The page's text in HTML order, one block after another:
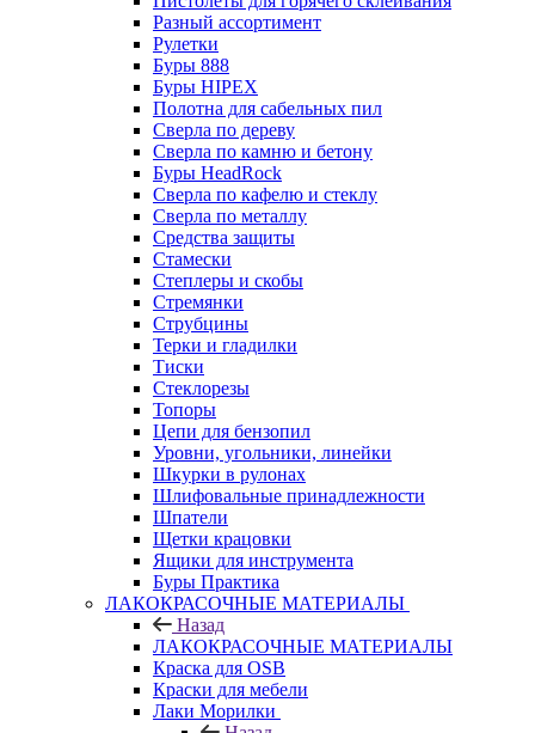
Разный ассортимент
Рулетки
Буры 888
Буры HIPEX
Полотна для сабельных пил
Сверла по дереву
Сверла по камню и бетону
Буры HeadRock
Сверла по кафелю и стеклу
Сверла по металлу
Средства защиты
Стамески
Степлеры и скобы
Стремянки
Струбцины
Терки и гладилки
Тиски
Стеклорезы
Топоры
Цепи для бензопил
Уровни, угольники, линейки
Шкурки в рулонах
Шлифовальные принадлежности
Шпатели
Щетки крацовки
Ящики для инструмента
Буры Практика
ЛАКОКРАСОЧНЫЕ МАТЕРИАЛЫ
Назад
ЛАКОКРАСОЧНЫЕ МАТЕРИАЛЫ
Краска для OSB
Краски для мебели
Лаки Морилки